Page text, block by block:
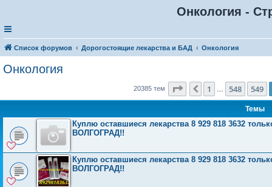
Онкология -
Список форумов Дорогостоящие лекарства и БАД Онкология
Онкология
20385 тем Страница 550из 816
Пред.
1 548 549
Темы
Куплю оставшиеся лекарства 8 929 818 3632
ВОЛГОГРАД!!
Куплю оставшиеся лекарства 8 929 818 3632
ВОЛГОГРАД!!